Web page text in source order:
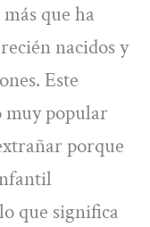
que ha
nacidos y
Este
muy popular
porque
que significa